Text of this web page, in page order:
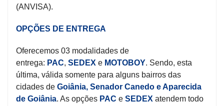
(ANVISA).
OPÇÕES DE ENTREGA
Oferecemos 03 modalidades de
entrega: PAC, SEDEX e MOTOBOY. Sendo, esta
última, válida somente para alguns bairros das
cidades de Goiânia, Senador Canedo e Aparecida
de Goiânia. As opções PAC e SEDEX atendem todo